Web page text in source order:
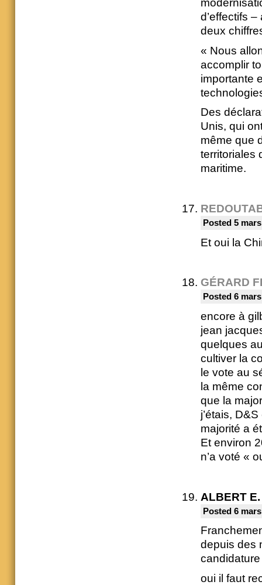
d’effectifs
deux
« Nous
accomplir
importante
Des
Unis, qui
même que
territoriales
maritime.
Posted 5
Et oui la
GÉRARD
Posted 6
encore à
jean
quelques
cultiver la
le vote au
la même
que la
j’étais,
majorité a
Et environ
n’a voté «
ALBERT E.
Posted 6
depuis des
oui il faut